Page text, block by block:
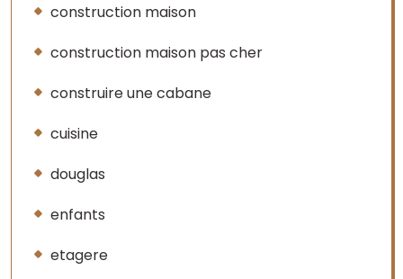
construction maison
construction maison pas cher
construire une cabane
cuisine
douglas
enfants
etagere